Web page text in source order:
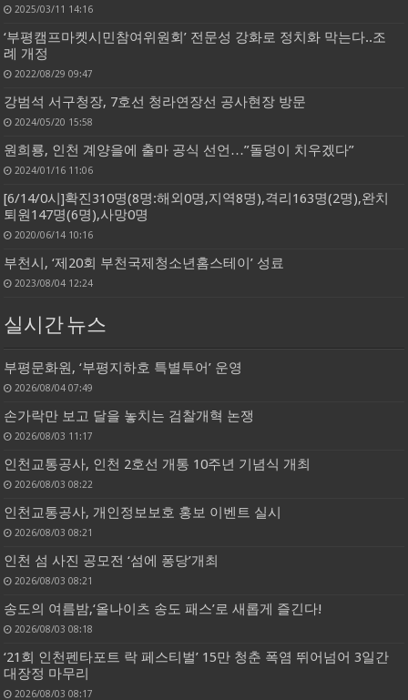
2025/03/11 14:16
‘부평캠프마켓시민참여위원회’ 전문성 강화로 정치화 막는다..조
례 개정
2022/08/29 09:47
강범석 서구청장, 7호선 청라연장선 공사현장 방문
2024/05/20 15:58
원희룡, 인천 계양을에 출마 공식 선언…”돌덩이 치우겠다”
2024/01/16 11:06
[6/14/0시]확진310명(8명:해외0명,지역8명),격리163명(2명),완치
퇴원147명(6명),사망0명
2020/06/14 10:16
부천시, ‘제20회 부천국제청소년홈스테이’ 성료
2023/08/04 12:24
실시간 뉴스
부평문화원, ‘부평지하호 특별투어’ 운영
2026/08/04 07:49
손가락만 보고 달을 놓치는 검찰개혁 논쟁
2026/08/03 11:17
인천교통공사, 인천 2호선 개통 10주년 기념식 개최
2026/08/03 08:22
인천교통공사, 개인정보보호 홍보 이벤트 실시
2026/08/03 08:21
인천 섬 사진 공모전 ‘섬에 퐁당’개최
2026/08/03 08:21
송도의 여름밤,‘올나이츠 송도 패스’로 새롭게 즐긴다!
2026/08/03 08:18
‘21회 인천펜타포트 락 페스티벌’ 15만 청춘 폭염 뛰어넘어 3일간
대장정 마무리
2026/08/03 08:17